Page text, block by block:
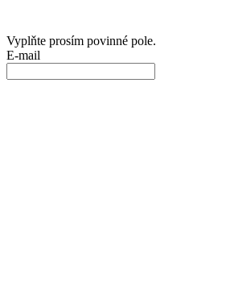
Vyplňte prosím povinné pole.
E-mail